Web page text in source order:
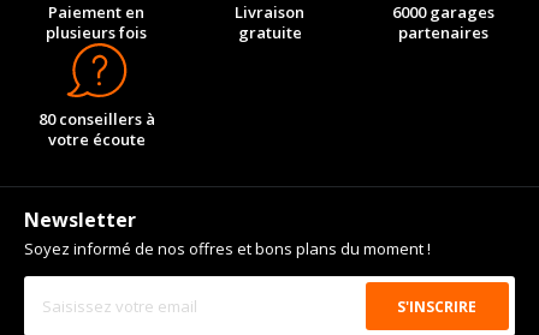
Paiement en
plusieurs fois
Livraison
gratuite
6000 garages
partenaires
80 conseillers à
votre écoute
Newsletter
Soyez informé de nos offres et bons plans du moment !